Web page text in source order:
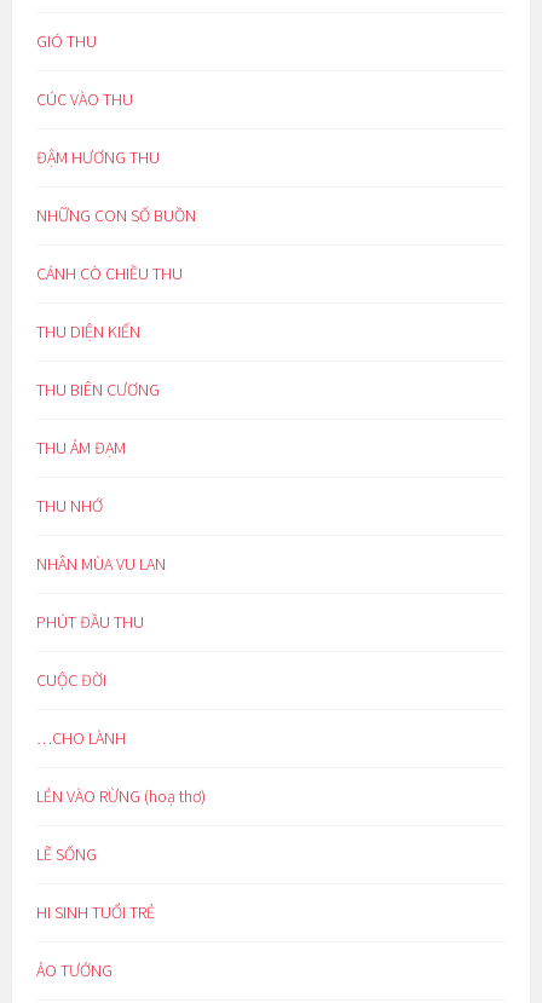
GIÓ THU
CÚC VÀO THU
ĐẬM HƯƠNG THU
NHỮNG CON SỐ BUỒN
CÁNH CÒ CHIỀU THU
THU DIỆN KIẾN
THU BIÊN CƯƠNG
THU ẢM ĐẠM
THU NHỚ
NHÂN MÙA VU LAN
PHÚT ĐẦU THU
CUỘC ĐỜI
…CHO LÀNH
LẺN VÀO RỪNG (hoạ thơ)
LẼ SỐNG
HI SINH TUỔI TRẺ
ẢO TƯỞNG